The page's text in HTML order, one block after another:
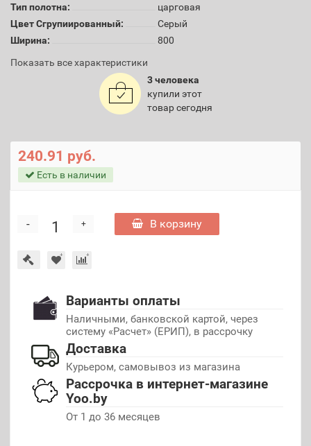
Тип полотна:
царговая
Цвет Сгрупиированный:
Серый
Ширина:
800
Показать все характеристики
3 человека
купили этот
товар сегодня
240.91 руб.
Есть в наличии
+
- В корзину
Варианты оплаты
Наличными, банковской картой, через
систему «Расчет» (ЕРИП), в рассрочку
Доставка
Курьером, самовывоз из магазина
Рассрочка в интернет-магазине
Yoo.by
От 1 до 36 месяцев